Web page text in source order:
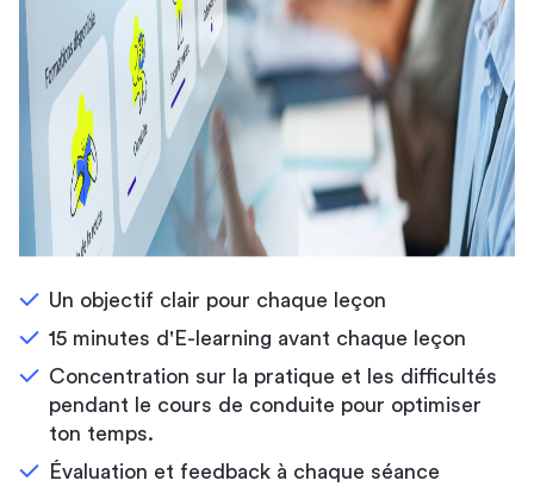
Un objectif clair pour chaque leçon
15 minutes d'E-learning avant chaque leçon
Concentration sur la pratique et les difficultés
pendant le cours de conduite pour optimiser
ton temps.
Évaluation et feedback à chaque séance